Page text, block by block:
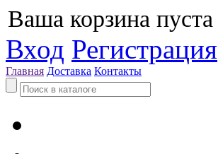
Ваша корзина пуста
Вход Регистрация
Главная Доставка Контакты